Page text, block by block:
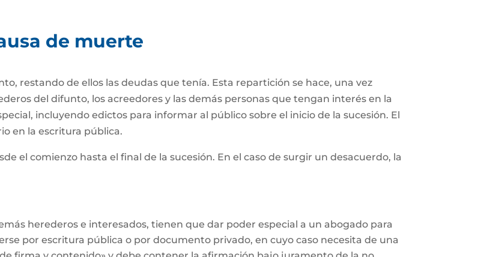
de muerte
restando de ellos las deudas que tenía. Esta repartición se hace, una vez
del difunto, los acreedores y las demás personas que tengan interés en la
incluyendo edictos para informar al público sobre el inicio de la sucesión. El
en la escritura pública.
el comienzo hasta el final de la sucesión. En el caso de surgir un desacuerdo, la
herederos e interesados, tienen que dar poder especial a un abogado para
por escritura pública o por documento privado, en cuyo caso necesita de una